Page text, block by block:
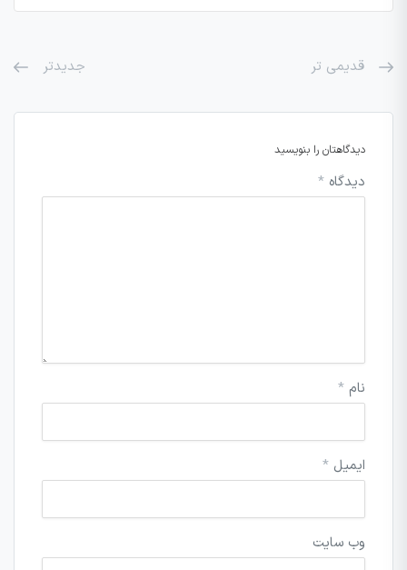
قدیمی تر جدیدتر
دیدگاهتان را بنویسید
دیدگاه *
نام *
ایمیل *
وب‌ سایت